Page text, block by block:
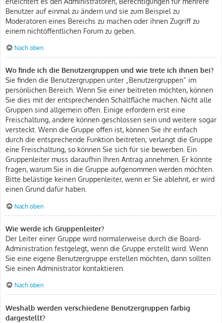
Benutzer auf einmal zu ändern und sie zum Beispiel zu
Moderatoren eines Bereichs zu machen oder ihnen Zugriff zu
einem nichtöffentlichen Forum zu geben.
Nach oben
Wo finde ich die Benutzergruppen und wie trete ich ihnen bei?
Sie finden die Benutzergruppen unter „Benutzergruppen“ im
persönlichen Bereich. Wenn Sie einer beitreten möchten, können
Sie dies mit der entsprechenden Schaltfläche machen. Nicht alle
Gruppen sind allgemein offen. Einige erfordern erst eine
Freischaltung, andere können geschlossen sein und weitere sogar
versteckt. Wenn die Gruppe offen ist, können Sie ihr einfach
durch die entsprechende Funktion beitreten; verlangt die Gruppe
eine Freischaltung, so können Sie sich für sie bewerben. Ein
Gruppenleiter muss daraufhin Ihren Antrag annehmen. Er könnte
fragen, warum Sie in die Gruppe aufgenommen werden möchten.
Bitte belästige keinen Gruppenleiter, wenn er Sie ablehnt, er wird
einen Grund dafür haben.
Nach oben
Wie werde ich Gruppenleiter?
Der Leiter einer Gruppe wird normalerweise durch die Board-
Administration festgelegt, wenn die Gruppe erstellt wird. Wenn
Sie eine eigene Benutzergruppe erstellen möchten, dann sollten
Sie einen Administrator kontaktieren.
Nach oben
Weshalb werden verschiedene Benutzergruppen farbig
dargestellt?